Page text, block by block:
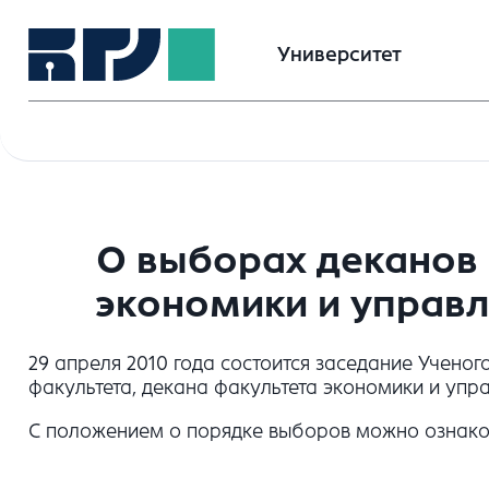
Университет
О выборах деканов
экономики и
29 апреля 2010 года состоится заседание
факультета, декана факультета экономики и
С положением о порядке выборов можно